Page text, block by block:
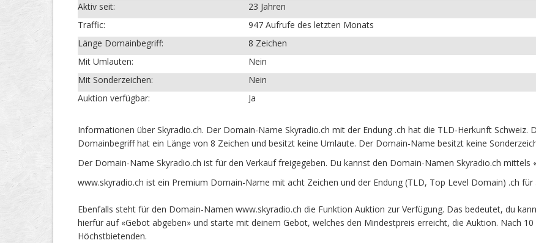
Aktiv seit:
23 Jahren
Traffic:
947 Aufrufe des letzten Monats
Länge Domainbegriff:
8 Zeichen
Mit Umlauten:
Nein
Mit Sonderzeichen:
Nein
Auktion verfügbar:
Ja
Informationen über Skyradio.ch. Der Domain-Name Skyradio.ch mit der Endung .ch hat die TLD-Herkunft Schweiz.
Domainbegriff hat ein Länge von 8 Zeichen und besitzt keine Umlaute. Der Domain-Name besitzt keine
Der Domain-Name Skyradio.ch ist für den Verkauf freigegeben. Du kannst den Domain-Namen Skyradio.ch
www.skyradio.ch ist ein Premium Domain-Name mit acht Zeichen und der Endung (TLD, Top Level Domain) .ch für
Ebenfalls steht für den Domain-Namen www.skyradio.ch die Funktion Auktion zur Verfügung. Das bedeutet, du
hierfür auf «Gebot abgeben» und starte mit deinem Gebot, welches den Mindestpreis erreicht, die Auktion. Nach
Höchstbietenden.